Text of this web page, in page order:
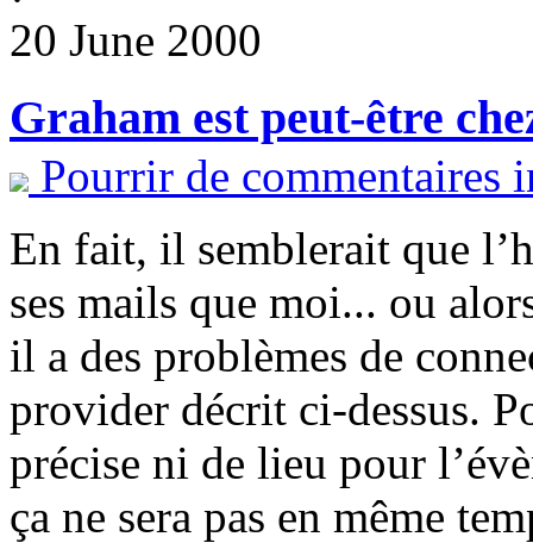
20 June 2000
Graham est peut-être
Pourrir de commentaires
En fait, il semblerait que
ses mails que moi... ou
il a des problèmes de
provider décrit ci-dessus.
précise ni de lieu pour
ça ne sera pas en même